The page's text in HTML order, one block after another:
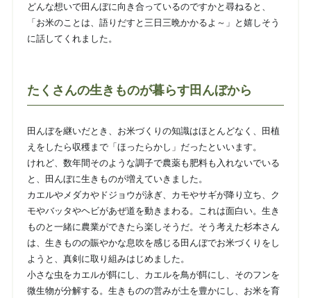
どんな想いで田んぼに向き合っているのですかと尋ねると、
「お米のことは、語りだすと三日三晩かかるよ～」と嬉しそう
に話してくれました。
たくさんの生きものが暮らす田んぼから
田んぼを継いだとき、お米づくりの知識はほとんどなく、田植
えをしたら収穫まで「ほったらかし」だったといいます。
けれど、数年間そのような調子で農薬も肥料も入れないでいる
と、田んぼに生きものが増えていきました。
カエルやメダカやドジョウが泳ぎ、カモやサギが降り立ち、ク
モやバッタやヘビがあぜ道を動きまわる。これは面白い。生き
ものと一緒に農業ができたら楽しそうだ。そう考えた杉本さん
は、生きものの賑やかな息吹を感じる田んぼでお米づくりをし
ようと、真剣に取り組みはじめました。
小さな虫をカエルが餌にし、カエルを鳥が餌にし、そのフンを
微生物が分解する。生きものの営みが土を豊かにし、お米を育